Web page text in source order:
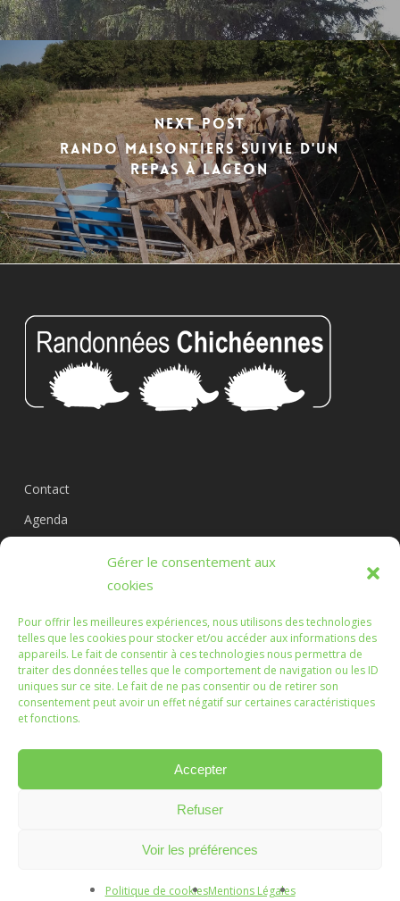
Gérer le consentement aux
cookies
Pour offrir les meilleures expériences, nous utilisons des technologies
telles que les cookies pour stocker et/ou accéder aux informations des
appareils. Le fait de consentir à ces technologies nous permettra de
traiter des données telles que le comportement de navigation ou les ID
uniques sur ce site. Le fait de ne pas consentir ou de retirer son
consentement peut avoir un effet négatif sur certaines caractéristiques
et fonctions.
Accepter
Refuser
Voir les préférences
Politique de cookiesMentions Légales
Next Post
Rando Maisontiers suivie d'un
repas à Lageon
Contact
Agenda
Les Randonnées Chichéennes
Que les marches que vous ferez, ou que nous ferons
ensemble, soient l'occasion d'échanges enrichissants.
© 2026 Randonnées Chichéennes.Mentions légales